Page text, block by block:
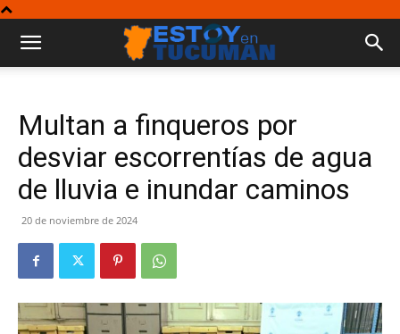
Multan a finqueros por
desviar escorrentías de agua
de lluvia e inundar caminos
20 de noviembre de 2024